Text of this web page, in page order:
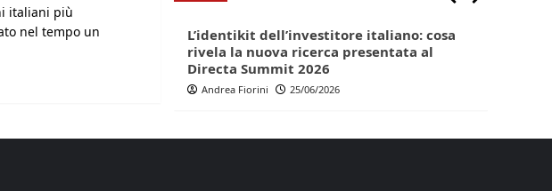
italiani più
nel tempo un
riparte il 18
L’identikit dell’investitore italiano: cosa
rivela la nuova ricerca presentata al
Directa Summit 2026
Andrea Fiorini 25/06/2026